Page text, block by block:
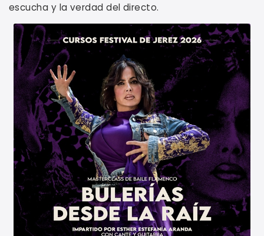
escucha y la verdad del directo.